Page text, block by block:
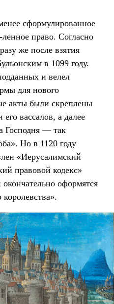
сформулированное
право. Согласно
же после взятия
в 1099 году.
и велел
для нового
акты были скреплены
вассалов, а далее
Господня — так
Но в 1120 году
«Иерусалимский
правовой кодекс»
оформятся